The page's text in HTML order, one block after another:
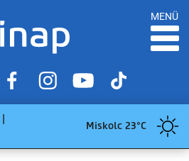
MENÜ
Miskolc 23°C